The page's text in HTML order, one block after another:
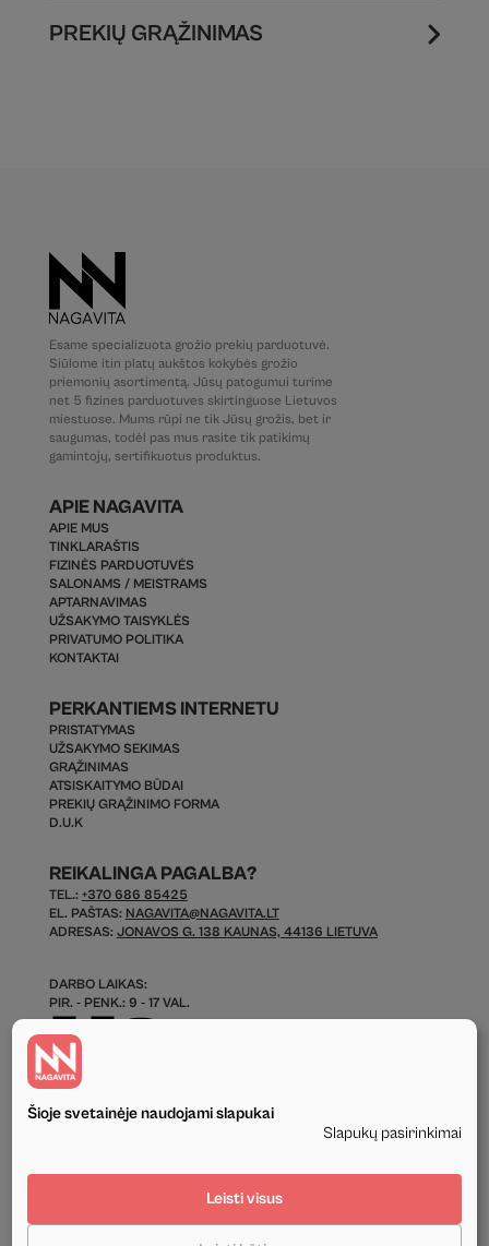
PREKIŲ GRĄŽINIMAS
Esame specializuota grožio prekių parduotuvė.
Siūlome itin platų aukštos kokybės grožio
priemonių asortimentą. Jūsų patogumui turime
net 5 fizines parduotuves skirtinguose Lietuvos
miestuose. Mums rūpi ne tik Jūsų grožis, bet ir
saugumas, todėl pas mus rasite tik patikimų
gamintojų, sertifikuotus produktus.
APIE NAGAVITA
APIE MUS
TINKLARAŠTIS
FIZINĖS PARDUOTUVĖS
SALONAMS / MEISTRAMS
APTARNAVIMAS
UŽSAKYMO TAISYKLĖS
PRIVATUMO POLITIKA
KONTAKTAI
PERKANTIEMS INTERNETU
PRISTATYMAS
UŽSAKYMO SEKIMAS
GRĄŽINIMAS
ATSISKAITYMO BŪDAI
PREKIŲ GRĄŽINIMO FORMA
D.U.K
REIKALINGA PAGALBA?
TEL.: +370 686 85425
EL. PAŠTAS: NAGAVITA@NAGAVITA.LT
ADRESAS: JONAVOS G. 138 KAUNAS, 44136 LIETUVA
DARBO LAIKAS:
PIR. - PENK.: 9 - 17 VAL.
© 2026 Visos Teisės Saugomos.
Šioje svetainėje naudojami slapukai
Slapukų pasirinkimai
Leisti visus